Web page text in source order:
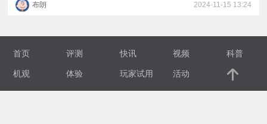
评
测
视
布朗 2024-11-15 13:24
首页 评测 快讯 视频 科普
机观 体验 玩家试用 活动